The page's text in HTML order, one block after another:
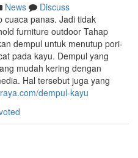
News
Discuss
cuaca panas. Jadi tidak
furniture outdoor Tahap
dempul untuk menutup pori-
pada kayu. Dempul yang
mudah kering dengan
Hal tersebut juga yang
dempul-kayu